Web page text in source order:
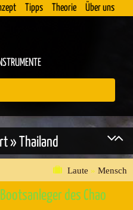
Tipps Theorie Über uns
» Thailand
Laute » Mensch
des Chao